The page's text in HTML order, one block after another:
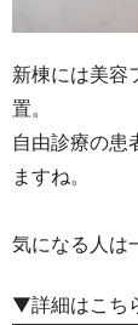
新棟には美容
置。
自由診療の患
ますね。
気になる人は
▼詳細はこち